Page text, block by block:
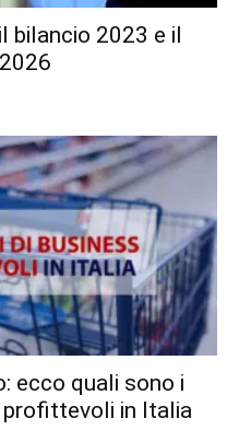
bilancio 2023 e il
ecco quali sono i
profittevoli in Italia